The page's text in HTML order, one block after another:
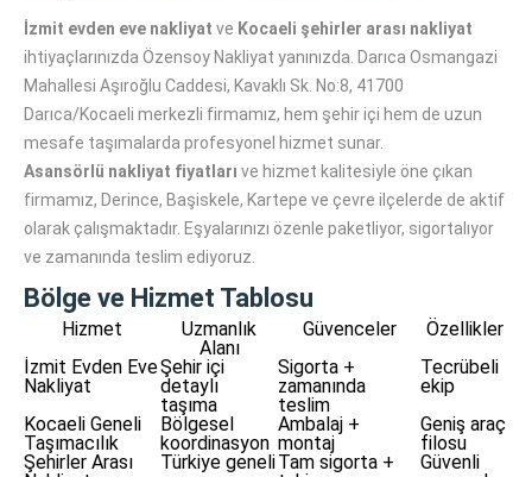
İzmit evden eve nakliyat ve Kocaeli şehirler arası nakliyat
ihtiyaçlarınızda Özensoy Nakliyat yanınızda. Darıca Osmangazi
Mahallesi Aşıroğlu Caddesi, Kavaklı Sk. No:8, 41700
Darıca/Kocaeli merkezli firmamız, hem şehir içi hem de uzun
mesafe taşımalarda profesyonel hizmet sunar.
Asansörlü nakliyat fiyatları ve hizmet kalitesiyle öne çıkan
firmamız, Derince, Başiskele, Kartepe ve çevre ilçelerde de aktif
olarak çalışmaktadır. Eşyalarınızı özenle paketliyor, sigortalıyor
ve zamanında teslim ediyoruz.
Bölge ve Hizmet Tablosu
Hizmet
Uzmanlık
Alanı
Güvenceler
Özellikler
İzmit Evden Eve
Nakliyat
Şehir içi
detaylı
taşıma
Sigorta +
zamanında
teslim
Tecrübeli
ekip
Kocaeli Geneli
Taşımacılık
Bölgesel
koordinasyon
Ambalaj +
montaj
Geniş araç
filosu
Şehirler Arası
Türkiye geneliTam sigorta +
Güvenli